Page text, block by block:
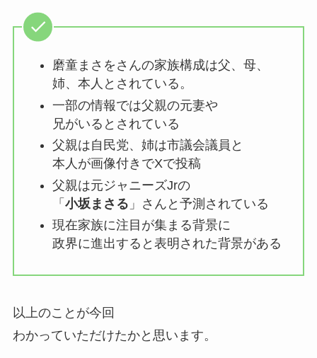
磨童まさをさんの家族構成は父、母、
姉、本人とされている。
一部の情報では父親の元妻や
兄がいるとされている
父親は自民党、姉は市議会議員と
本人が画像付きでXで投稿
父親は元ジャニーズJrの
「 小坂まさる 」さんと予測されている
現在家族に注目が集まる背景に
政界に進出すると表明された背景がある
以上のことが今回
わかっていただけたかと思います。